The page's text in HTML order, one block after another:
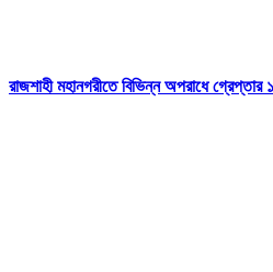
রাজশাহী মহানগরীতে বিভিন্ন অপরাধে